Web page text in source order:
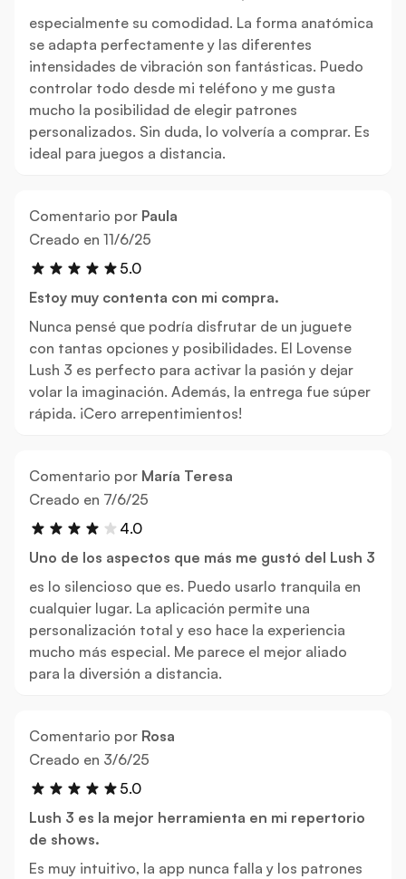
especialmente su comodidad. La forma anatómica
se adapta perfectamente y las diferentes
intensidades de vibración son fantásticas. Puedo
controlar todo desde mi teléfono y me gusta
mucho la posibilidad de elegir patrones
personalizados. Sin duda, lo volvería a comprar. Es
ideal para juegos a distancia.
Comentario por Paula
Creado en 11 de junio de 2025
11/6/25
5.0
Estoy muy contenta con mi compra.
Nunca pensé que podría disfrutar de un juguete
con tantas opciones y posibilidades. El Lovense
Lush 3 es perfecto para activar la pasión y dejar
volar la imaginación. Además, la entrega fue súper
rápida. ¡Cero arrepentimientos!
Comentario por María Teresa
Creado en 7 de junio de 2025
7/6/25
4.0
Uno de los aspectos que más me gustó del Lush 3
es lo silencioso que es. Puedo usarlo tranquila en
cualquier lugar. La aplicación permite una
personalización total y eso hace la experiencia
mucho más especial. Me parece el mejor aliado
para la diversión a distancia.
Comentario por Rosa
Creado en 3 de junio de 2025
3/6/25
5.0
Lush 3 es la mejor herramienta en mi repertorio
de shows.
Es muy intuitivo, la app nunca falla y los patrones